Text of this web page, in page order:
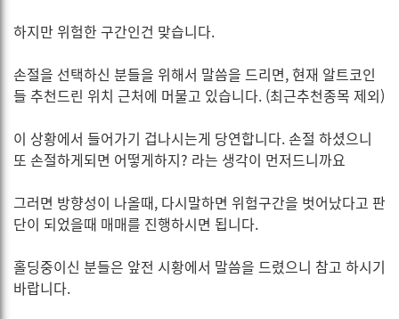
하지만 위험한 구간인건 맞습니다.
손절을 선택하신 분들을 위해서 말씀을 드리면, 현재 알트코인
들 추천드린 위치 근처에 머물고 있습니다. (최근추천종목 제외)
이 상황에서 들어가기 겁나시는게 당연합니다. 손절 하셨으니
또 손절하게되면 어떻게하지? 라는 생각이 먼저드니까요
그러면 방향성이 나올때, 다시말하면 위험구간을 벗어났다고 판
단이 되었을때 매매를 진행하시면 됩니다.
홀딩중이신 분들은 앞전 시황에서 말씀을 드렸으니 참고 하시기
바랍니다.